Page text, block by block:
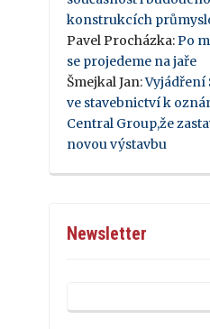
konstrukcích
Pavel Procházka: Po
se projedeme na jaře
Šmejkal Jan:Vyjádření
ve stavebnictví k
Central Group,že
novou výstavbu
Newsletter